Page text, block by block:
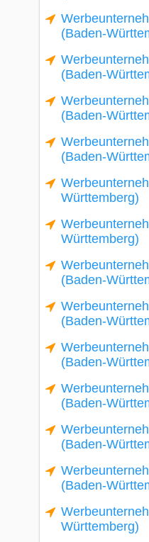
(Baden-
(Baden-
(Baden-
(Baden-
Württemberg)
Württemberg)
(Baden-
(Baden-
(Baden-
(Baden-
(Baden-
(Baden-
Württemberg)